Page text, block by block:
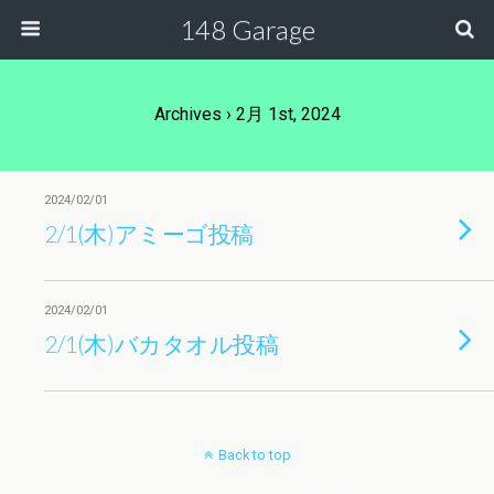
148 Garage
Archives › 2月 1st, 2024
2024/02/01
2/1(木)アミーゴ投稿
2024/02/01
2/1(木)バカタオル投稿
Back to top